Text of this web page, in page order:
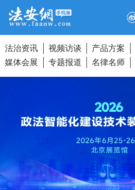
法治资讯 视频访谈 产品方案
媒体会展
专题报道 名律名师